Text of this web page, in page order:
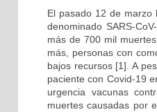
El pasado 12 de marzo
denominado SARS-
más de 700 mil
más, personas con
bajos recursos [1]. A
paciente con Covid-19
urgencia vacunas
muertes causadas por